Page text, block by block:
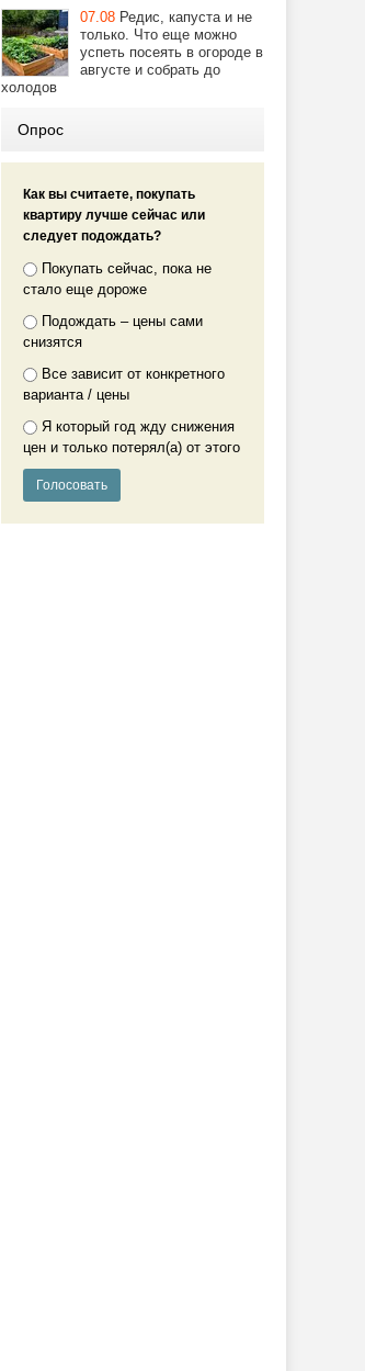
07.08 Редис, капуста и не
только. Что еще можно
успеть посеять в огороде в
августе и собрать до
холодов
Опрос
Как вы считаете, покупать
квартиру лучше сейчас или
следует подождать?
Покупать сейчас, пока не
стало еще дороже
Подождать – цены сами
снизятся
Все зависит от конкретного
варианта / цены
Я который год жду снижения
цен и только потерял(а) от этого